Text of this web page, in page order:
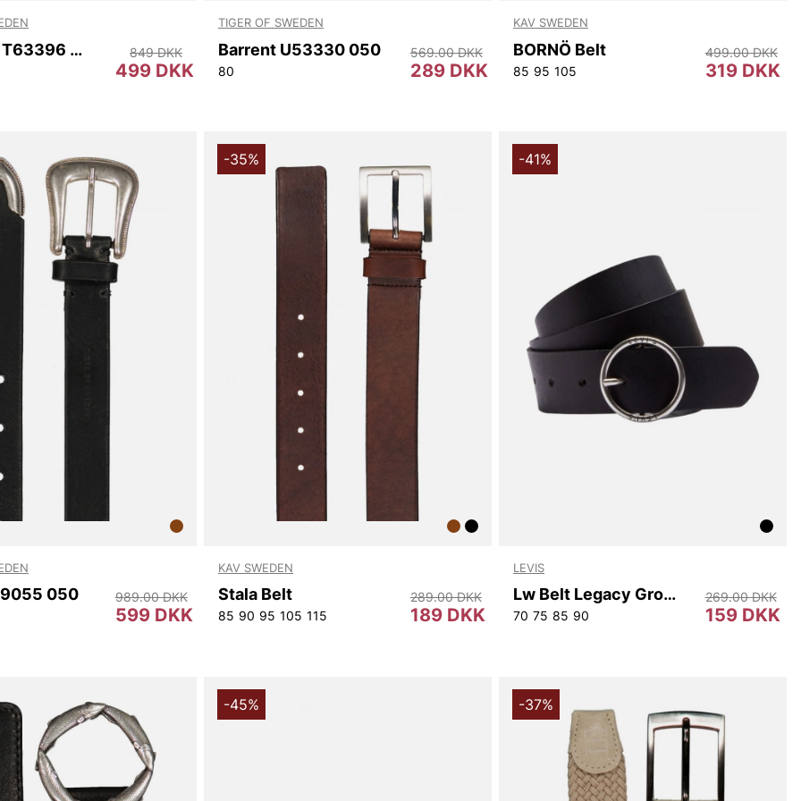
Borgholm T63396 12S
499 DKK
849 DKK
TIGER OF SWEDEN
Barrent U53330 050
80 289 DKK
569.00 DKK
KAV SWEDEN
BORNÖ Belt
85 95 105 319 DKK
499.00 DKK
050
599 DKK
989.00 DKK
-35%
KAV SWEDEN
Stala Belt
85 90 95 105 115 189 DKK
289.00 DKK
-41%
LEVIS
Lw Belt Legacy Group At
70 75 85 90 159 DKK
269.00 DKK
-45% -37%